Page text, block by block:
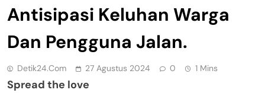
Antisipasi Keluhan Warga
Dan Pengguna Jalan.
Detik24.com 27 Agustus 2024 0 1 Mins
Spread the love